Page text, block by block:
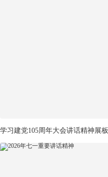
学习建党105周年大会讲话精神展板